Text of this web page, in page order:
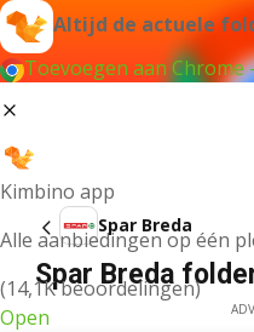
Altijd de actuele
Toevoegen aan Chrome
Kimbino app
Alle aanbiedingen op één
(14,1K beoordelingen)
Open
Spar Breda
Spar Breda